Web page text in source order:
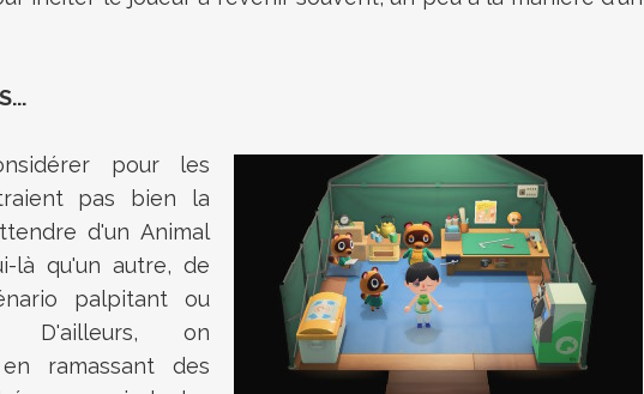
pour les
pas bien la
d'un Animal
là qu'un autre, de
palpitant ou
D'ailleurs, on
ramassant des